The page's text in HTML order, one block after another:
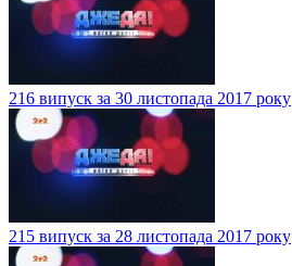
216 випуск за 30 листопада 2017 року
215 випуск за 28 листопада 2017 року